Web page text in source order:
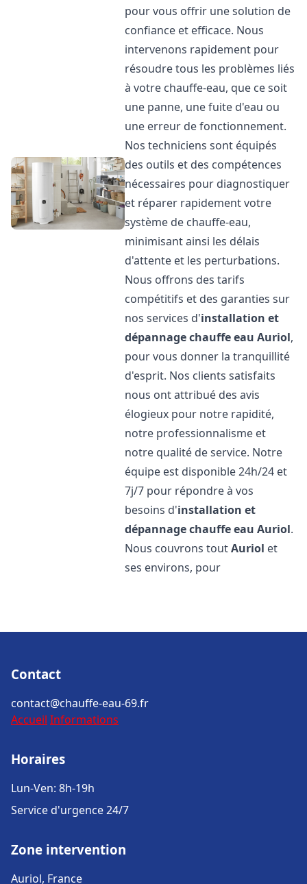
pour vous offrir une solution de
confiance et efficace. Nous
intervenons rapidement pour
résoudre tous les problèmes liés
à votre chauffe-eau, que ce soit
une panne, une fuite d'eau ou
une erreur de fonctionnement.
Nos techniciens sont équipés
des outils et des compétences
nécessaires pour diagnostiquer
et réparer rapidement votre
système de chauffe-eau,
minimisant ainsi les délais
d'attente et les perturbations.
Nous offrons des tarifs
compétitifs et des garanties sur
nos services d'installation et
dépannage chauffe eau Auriol,
pour vous donner la tranquillité
d'esprit. Nos clients satisfaits
nous ont attribué des avis
élogieux pour notre rapidité,
notre professionnalisme et
notre qualité de service. Notre
équipe est disponible 24h/24 et
7j/7 pour répondre à vos
besoins d'installation et
dépannage chauffe eau Auriol.
Nous couvrons toutAuriol et
ses environs, pour
Contact
contact@chauffe-eau-69.fr
Accueil Informations
Horaires
Lun-Ven: 8h-19h
Service d'urgence 24/7
Zone intervention
Auriol, France